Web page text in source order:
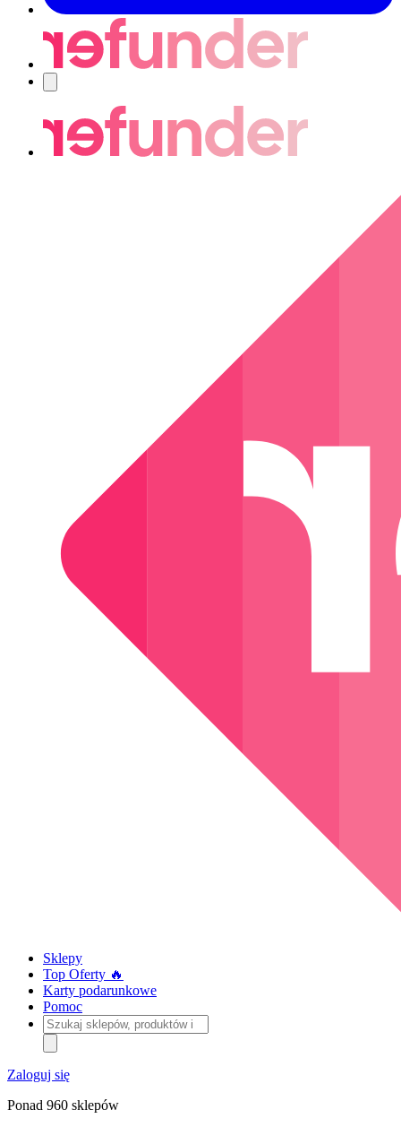
Sklepy
Top Oferty 🔥
Karty podarunkowe
Pomoc
Szukaj
sklepów,
produktów
i
kategorii
Zaloguj się
Ponad 960 sklepów